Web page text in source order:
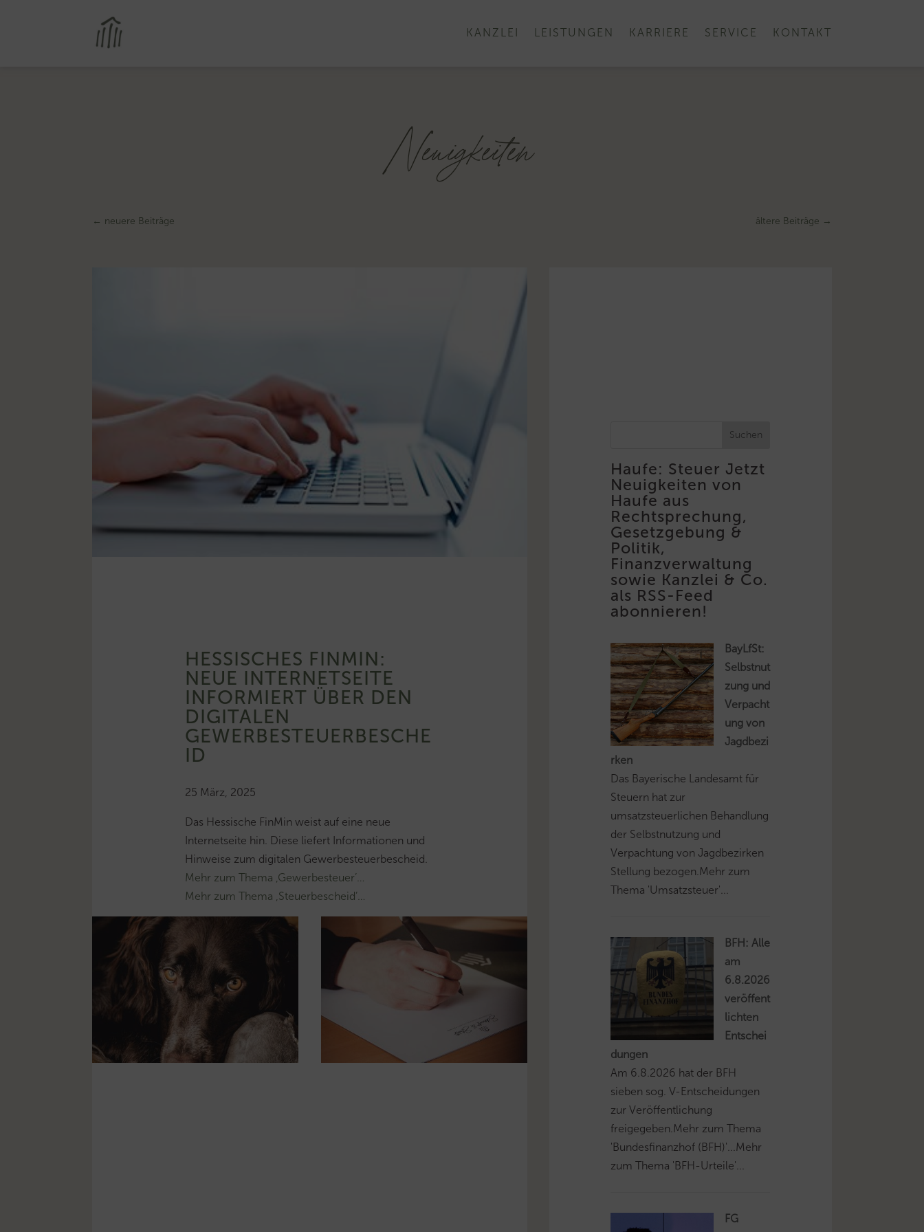
KANZLEI LEISTUNGEN KARRIERE SERVICE KONTAKT
Neuigkeiten
← neuere Beiträge ältere Beiträge →
HESSISCHES FINMIN:
NEUE INTERNETSEITE
INFORMIERT ÜBER DEN
DIGITALEN
GEWERBESTEUERBESCHE
ID
25 März, 2025
Das Hessische FinMin weist auf eine neue
Internetseite hin. Diese liefert Informationen und
Hinweise zum digitalen Gewerbesteuerbescheid.
Mehr zum Thema ‚Gewerbesteuer’…
Mehr zum Thema ‚Steuerbescheid’…
Suchen
Haufe: Steuer Jetzt
Neuigkeiten von
Haufe aus
Rechtsprechung,
Gesetzgebung &
Politik,
Finanzverwaltung
sowie Kanzlei & Co.
als RSS-Feed
abonnieren!
BayLfSt:
Selbstnut
zung und
Verpacht
ung von
Jagdbezi
rken
Das Bayerische Landesamt für
Steuern hat zur
umsatzsteuerlichen Behandlung
der Selbstnutzung und
Verpachtung von Jagdbezirken
Stellung bezogen.Mehr zum
Thema 'Umsatzsteuer'...
BFH: Alle
am
6.8.2026
veröffent
lichten
Entschei
dungen
Am 6.8.2026 hat der BFH
sieben sog. V-Entscheidungen
zur Veröffentlichung
freigegeben.Mehr zum Thema
'Bundesfinanzhof (BFH)'...Mehr
zum Thema 'BFH-Urteile'...
FG